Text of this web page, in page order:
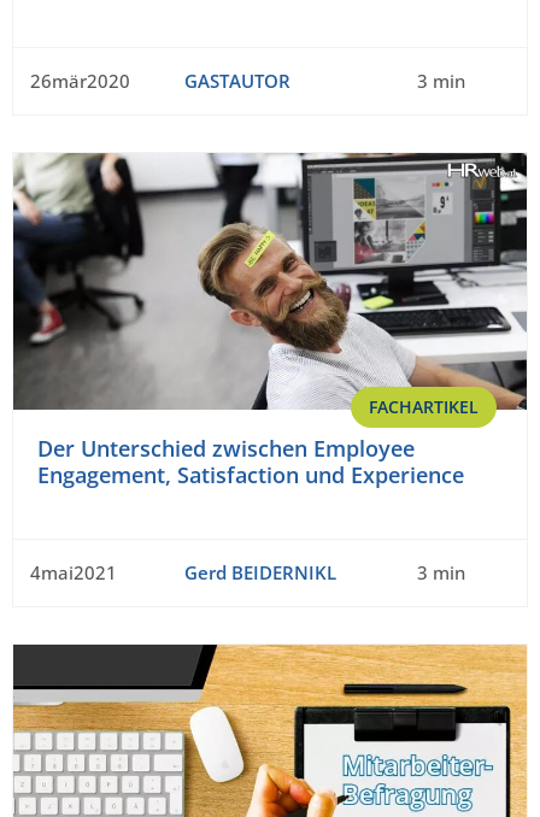
26mär2020 GASTAUTOR 3 min
FACHARTIKEL
Der Unterschied zwischen Employee
Engagement, Satisfaction und Experience
4mai2021 Gerd BEIDERNIKL 3 min